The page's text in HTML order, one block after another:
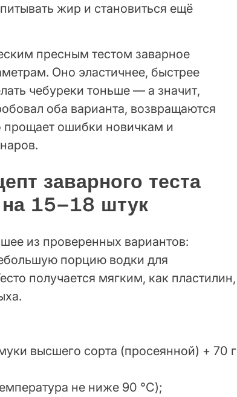
жир и становиться ещё
пресным тестом заварное
Оно эластичнее, быстрее
чебуреки тоньше — а значит,
оба варианта, возвращаются
ошибки новичкам и
заварного теста
15–18 штук
из проверенных вариантов:
порцию водки для
получается мягким, как пластилин,
высшего сорта (просеянной) + 70 г
не ниже 90 °C);